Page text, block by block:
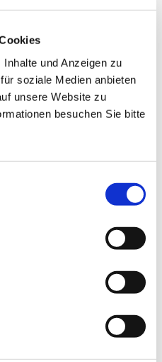
und Anzeigen zu
soziale Medien anbieten
unsere Website zu
besuchen Sie bitte